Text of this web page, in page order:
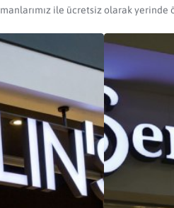
ile ücretsiz olarak